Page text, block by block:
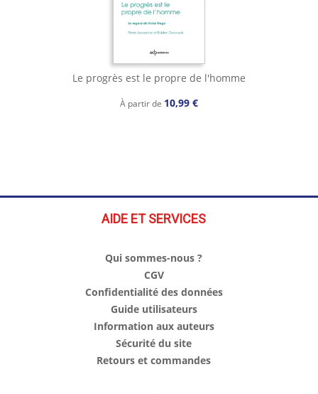
Le progrès est le propre de l'homme
À partir de 10,99 €
AIDE ET SERVICES
Qui sommes-nous ?
CGV
Confidentialité des données
Guide utilisateurs
Information aux auteurs
Sécurité du site
Retours et commandes